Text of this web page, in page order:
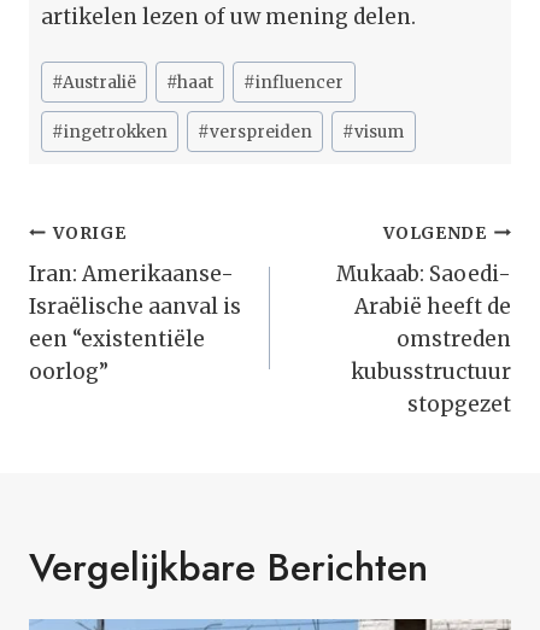
artikelen lezen of uw mening delen.
Bericht
tags:
#Australië #haat #influencer
#ingetrokken #verspreiden #visum
Bericht
Navigatie
VORIGE
Iran: Amerikaanse-
Israëlische aanval is
een “existentiële
oorlog”
VOLGENDE
Mukaab: Saoedi-
Arabië heeft de
omstreden
kubusstructuur
stopgezet
Vergelijkbare Berichten